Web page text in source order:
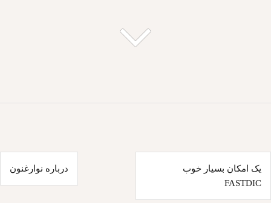
راهبری
نوشته
یک امکان بسیار خوب
FASTDIC
درباره نوارغنون